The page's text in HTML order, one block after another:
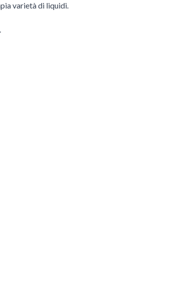
varietà di liquidi.
Puoi saltare il carosello o andare direttamente alla